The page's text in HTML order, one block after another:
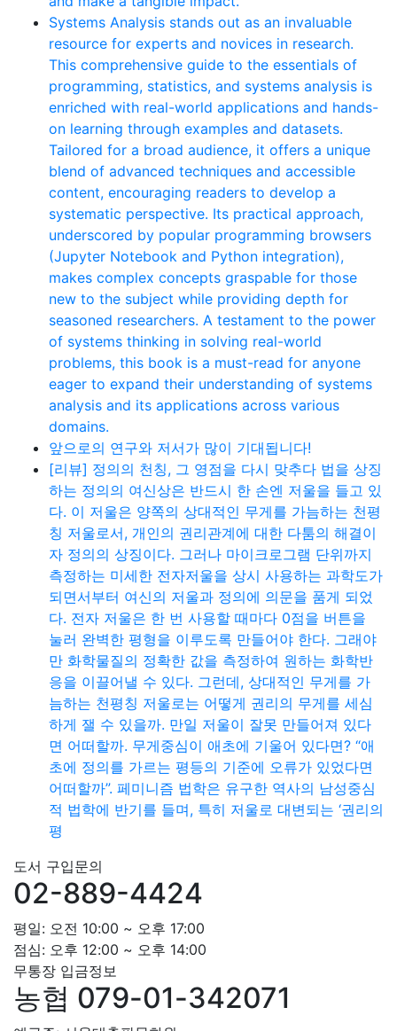
Systems Analysis stands out as an invaluable
resource for experts and novices in research.
This comprehensive guide to the essentials of
programming, statistics, and systems analysis is
enriched with real-world applications and hands-
on learning through examples and datasets.
Tailored for a broad audience, it offers a unique
blend of advanced techniques and accessible
content, encouraging readers to develop a
systematic perspective. Its practical approach,
underscored by popular programming browsers
(Jupyter Notebook and Python integration),
makes complex concepts graspable for those
new to the subject while providing depth for
seasoned researchers. A testament to the power
of systems thinking in solving real-world
problems, this book is a must-read for anyone
eager to expand their understanding of systems
analysis and its applications across various
domains.
앞으로의 연구와 저서가 많이 기대됩니다!
[리뷰] 정의의 천칭, 그 영점을 다시 맞추다 법을 상징
하는 정의의 여신상은 반드시 한 손엔 저울을 들고 있
다. 이 저울은 양쪽의 상대적인 무게를 가늠하는 천평
칭 저울로서, 개인의 권리관계에 대한 다툼의 해결이
자 정의의 상징이다. 그러나 마이크로그램 단위까지
측정하는 미세한 전자저울을 상시 사용하는 과학도가
되면서부터 여신의 저울과 정의에 의문을 품게 되었
다. 전자 저울은 한 번 사용할 때마다 0점을 버튼을
눌러 완벽한 평형을 이루도록 만들어야 한다. 그래야
만 화학물질의 정확한 값을 측정하여 원하는 화학반
응을 이끌어낼 수 있다. 그런데, 상대적인 무게를 가
늠하는 천평칭 저울로는 어떻게 권리의 무게를 세심
하게 잴 수 있을까. 만일 저울이 잘못 만들어져 있다
면 어떠할까. 무게중심이 애초에 기울어 있다면? “애
초에 정의를 가르는 평등의 기준에 오류가 있었다면
어떠할까”. 페미니즘 법학은 유구한 역사의 남성중심
적 법학에 반기를 들며, 특히 저울로 대변되는 ‘권리의
평
도서 구입문의
02-889-4424
평일: 오전 10:00 ~ 오후 17:00
점심: 오후 12:00 ~ 오후 14:00
무통장 입금정보
농협 079-01-342071